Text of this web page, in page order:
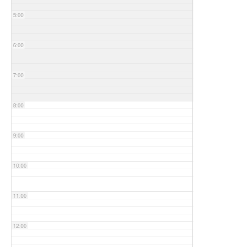
5:00
6:00
7:00
8:00
9:00
10:00
11:00
12:00